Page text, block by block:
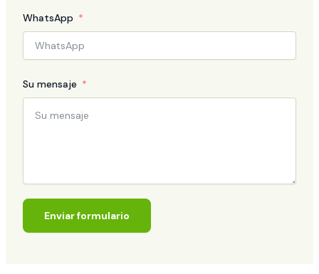
WhatsApp
Su mensaje
Enviar formulario